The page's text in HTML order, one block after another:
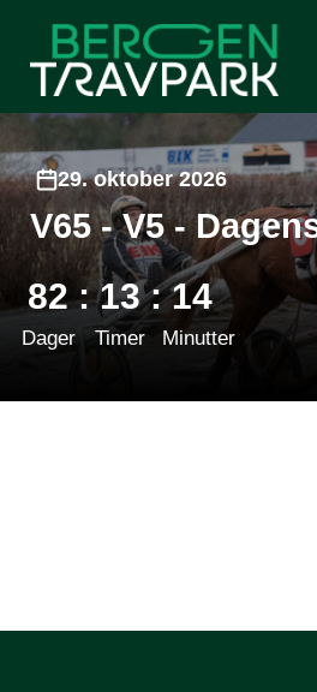
29. oktober 2026
V65 - V5 -
82 : 13 : 14
Dager Timer Minutter